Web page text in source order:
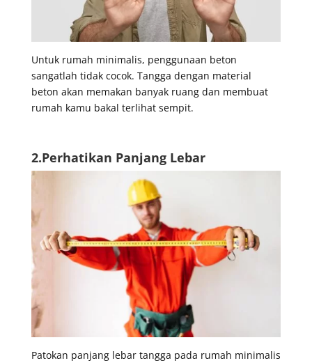
Untuk rumah minimalis, penggunaan beton
sangatlah tidak cocok. Tangga dengan material
beton akan memakan banyak ruang dan membuat
rumah kamu bakal terlihat sempit.
2.Perhatikan Panjang Lebar
Patokan panjang lebar tangga pada rumah minimalis